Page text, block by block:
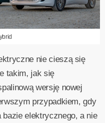
nie cieszą się
takim, jak się
wersję nowej
przypadkiem, gdy
bazie elektrycznego, a nie